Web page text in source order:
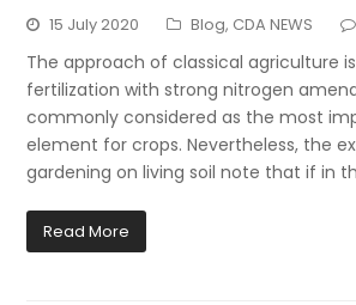
15 July 2020 Blog, CDA NEWS
The approach of classical agriculture is
fertilization with strong nitrogen
commonly considered as the most
element for crops. Nevertheless, the
gardening on living soil note that if in
Read More